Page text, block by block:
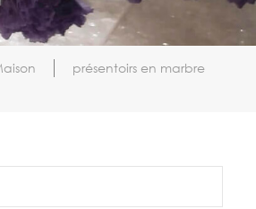
présentoirs en marbre